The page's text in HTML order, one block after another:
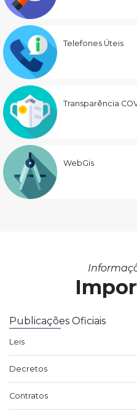
Telefones Úteis
Transparência
WebGis
Publicações Oficiais
Leis
Decretos
Contratos